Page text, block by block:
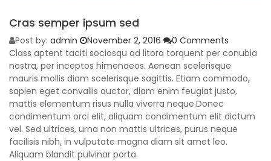
Cras semper ipsum sed
Post by: admin November 2, 2016
0 Comments
Class aptent taciti sociosqu ad litora torquent per conubia
nostra, per inceptos himenaeos. Aenean scelerisque
mauris mollis diam scelerisque sagittis. Etiam commodo,
sapien eget convallis auctor, diam enim feugiat justo,
mattis elementum risus nulla viverra neque.Donec
condimentum orci elit, aliquam condimentum elit dictum
vel. Sed ultrices, urna non mattis ultrices, purus neque
facilisis nibh, in vulputate magna diam sit amet leo.
Aliquam blandit pulvinar porta.